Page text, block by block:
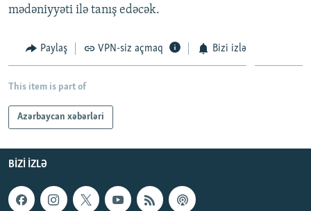
BIZIMLƏ ƏLAQƏ
mədəniyyəti ilə tanış edəcək.
Paylaş VPN-siz açmaq Bizi izlə
This item is part of
Azərbaycan xəbərləri
BIZI IZLƏ